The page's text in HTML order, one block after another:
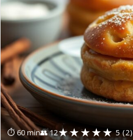
⏱ 60 min👥 12★★★★★ 5 (2)